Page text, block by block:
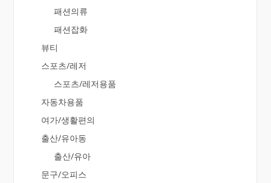
패션의류
패션잡화
뷰티
스포츠/레저
스포츠/레저용품
자동차용품
여가/생활편의
출산/유아동
출산/유아
문구/오피스